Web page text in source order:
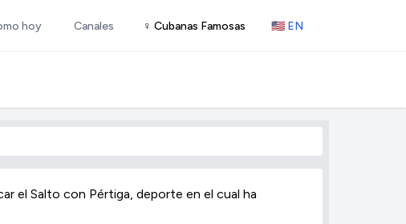
hoy Canales ♀ Cubanas Famosas 🇺🇸 EN
el Salto con Pértiga, deporte en el cual ha